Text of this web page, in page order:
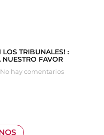
LOS TRIBUNALES! :
NUESTRO FAVOR
No hay comentarios